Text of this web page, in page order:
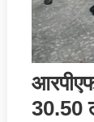
30.50